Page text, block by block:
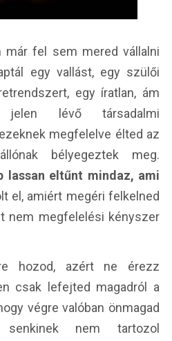
már fel sem mered vállalni
egy vallást, egy szülői
egy íratlan, ám
jelen lévő társadalmi
megfelelve élted az
bélyegeztek meg.
lassan eltűnt mindaz, ami
el, amiért megéri felkelned
nem megfelelési kényszer
hozod, azért ne érezz
csak lefejted magadról a
végre valóban önmagad
nem tartozol